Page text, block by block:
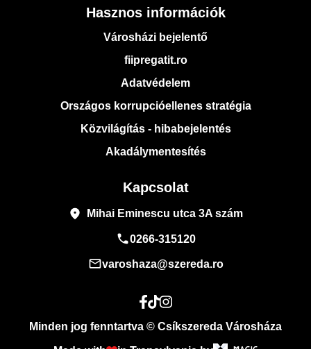
Hasznos információk
Városházi bejelentő
fiipregatit.ro
Adatvédelem
Országos korrupcióellenes stratégia
Közvilágítás - hibabejelentés
Akadálymentesítés
Kapcsolat
place Mihai Eminescu utca 3A szám
phone0266-315120
mail_outlinevaroshaza@szereda.ro
Minden jog fenntartva © Csíkszereda Városháza